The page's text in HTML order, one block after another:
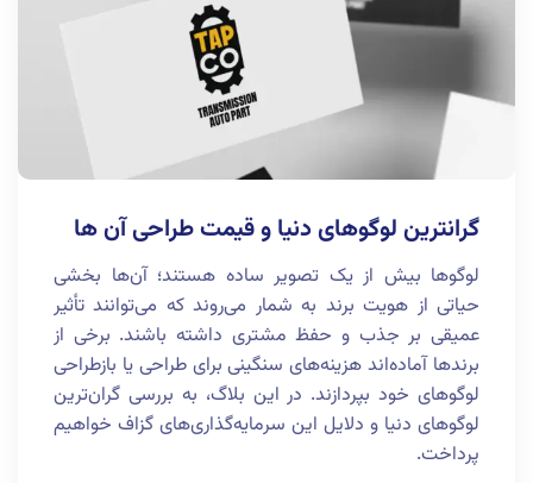
گرانترین لوگوهای دنیا و قیمت طراحی آن ها
لوگوها بیش از یک تصویر ساده هستند؛ آن‌ها بخشی
حیاتی از هویت برند به شمار می‌روند که می‌توانند تأثیر
عمیقی بر جذب و حفظ مشتری داشته باشند. برخی از
برندها آماده‌اند هزینه‌های سنگینی برای طراحی یا بازطراحی
لوگوهای خود بپردازند. در این بلاگ، به بررسی گران‌ترین
لوگوهای دنیا و دلایل این سرمایه‌گذاری‌های گزاف خواهیم
پرداخت.